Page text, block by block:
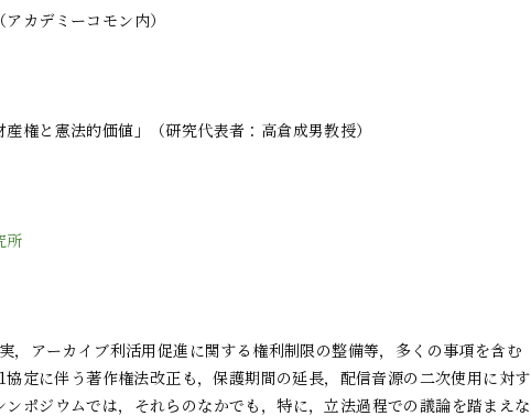
カデミーコモン内）
権と憲法的価値」（研究代表者：高倉成男教授）
所
，アーカイブ利活用促進に関する権利制限の整備等，多くの事項を含む
定に伴う著作権法改正も，保護期間の延長，配信音源の二次使用に対す
ポジウムでは，それらのなかでも，特に，立法過程での議論を踏まえな